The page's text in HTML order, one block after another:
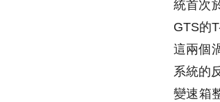
統首次
GTS的
這兩個
系統的
變速箱